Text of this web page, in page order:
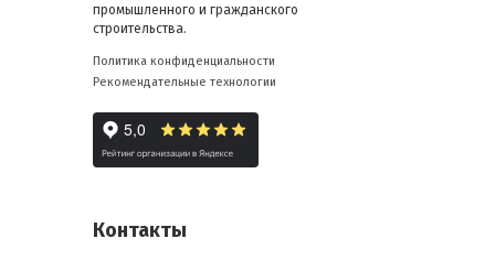
промышленного и гражданского
строительства.
Политика конфиденциальности
Рекомендательные технологии
Контакты